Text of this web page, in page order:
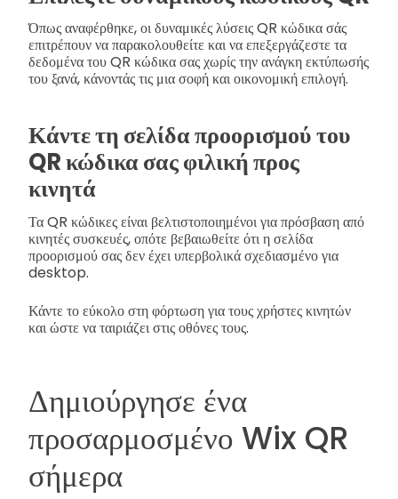
Όπως αναφέρθηκε, οι δυναμικές λύσεις QR κώδικα σάς
επιτρέπουν να παρακολουθείτε και να επεξεργάζεστε τα
δεδομένα του QR κώδικα σας χωρίς την ανάγκη εκτύπωσής
του ξανά, κάνοντάς τις μια σοφή και οικονομική επιλογή.
Κάντε τη σελίδα προορισμού του
QR κώδικα σας φιλική προς
κινητά
Τα QR κώδικες είναι βελτιστοποιημένοι για πρόσβαση από
κινητές συσκευές, οπότε βεβαιωθείτε ότι η σελίδα
προορισμού σας δεν έχει υπερβολικά σχεδιασμένο για
desktop.
Κάντε το εύκολο στη φόρτωση για τους χρήστες κινητών
και ώστε να ταιριάζει στις οθόνες τους.
Δημιούργησε ένα
προσαρμοσμένο Wix QR
σήμερα